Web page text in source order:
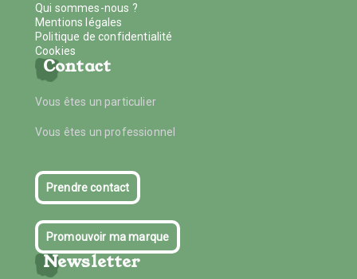
Qui sommes-nous ?
Mentions légales
Politique de confidentialité
Cookies
Contact
Vous êtes un particulier
Vous êtes un professionnel
Prendre contact
Promouvoir ma marque
Newsletter